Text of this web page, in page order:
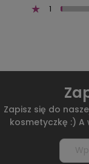
1
Zapisz się do
kosmetyczkę :)